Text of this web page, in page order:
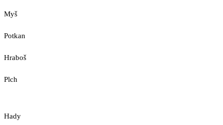
Myš
Potkan
Hraboš
Plch
Hady